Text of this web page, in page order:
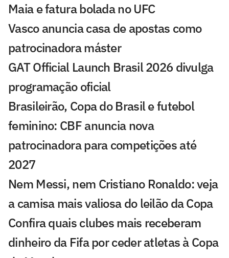
Maia e fatura bolada no UFC
Vasco anuncia casa de apostas como
patrocinadora máster
GAT Official Launch Brasil 2026 divulga
programação oficial
Brasileirão, Copa do Brasil e futebol
feminino: CBF anuncia nova
patrocinadora para competições até
2027
Nem Messi, nem Cristiano Ronaldo: veja
a camisa mais valiosa do leilão da Copa
Confira quais clubes mais receberam
dinheiro da Fifa por ceder atletas à Copa